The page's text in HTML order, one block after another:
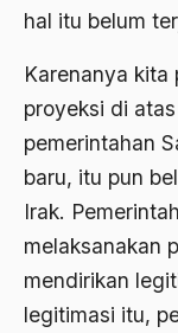
hal itu belum
Karenanya kita
proyeksi di
pemerintahan
baru, itu pun
Irak.
melaksanakan
mendirikan
legitimasi itu,
2001
2000
1999
1998
1997
1996
1995
Abu Bakar
Abu Hanifah
abu jihad
Abu Zayd
Aceh